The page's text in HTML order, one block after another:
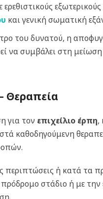
και γενική σωματική
του δυνατού, η
να συμβάλει στη
Θεραπεία
για τον επιχείλιο έρπη,
καθοδηγούμενη
περιπτώσεις ή κατά τα
στάδιο ή με